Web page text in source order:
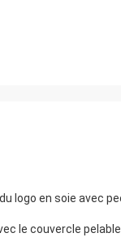
le couvercle pelable